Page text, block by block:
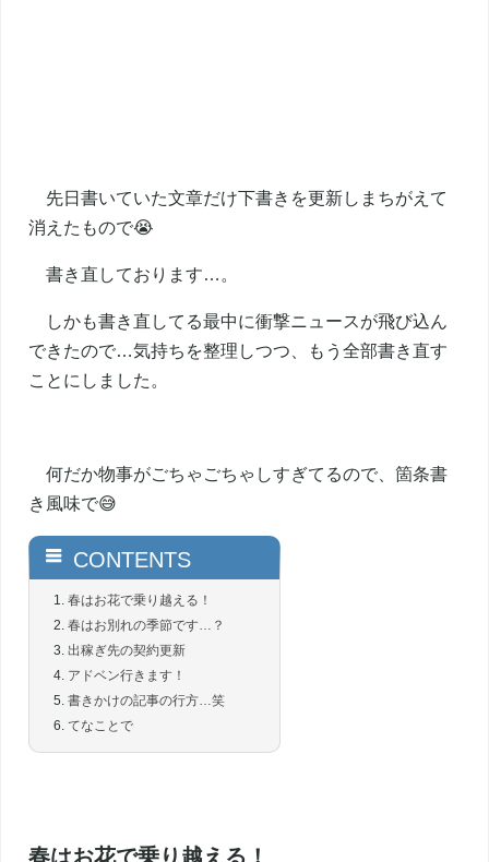
先日書いていた文章だけ下書きを更新しまちがえて
消えたもので😭
書き直しております…。
しかも書き直してる最中に衝撃ニュースが飛び込ん
できたので…気持ちを整理しつつ、もう全部書き直す
ことにしました。
何だか物事がごちゃごちゃしすぎてるので、箇条書
き風味で😅
春はお花で乗り越える！
春はお別れの季節です…？
出稼ぎ先の契約更新
アドベン行きます！
書きかけの記事の行方…笑
てなことで
春はお花で乗り越える！